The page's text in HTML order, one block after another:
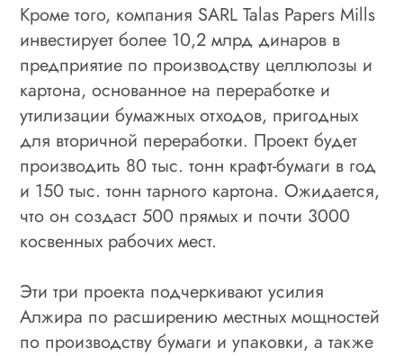
Кроме того, компания SARL Talas Papers Mills
инвестирует более 10,2 млрд динаров в
предприятие по производству целлюлозы и
картона, основанное на переработке и
утилизации бумажных отходов, пригодных
для вторичной переработки. Проект будет
производить 80 тыс. тонн крафт-бумаги в год
и 150 тыс. тонн тарного картона. Ожидается,
что он создаст 500 прямых и почти 3000
косвенных рабочих мест.
Эти три проекта подчеркивают усилия
Алжира по расширению местных мощностей
по производству бумаги и упаковки, а также